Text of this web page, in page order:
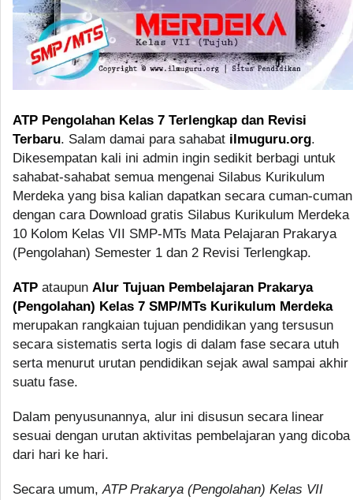
ATP Pengolahan Kelas 7 Terlengkap dan Revisi
Terbaru. Salam damai para sahabat ilmuguru.org.
Dikesempatan kali ini admin ingin sedikit berbagi untuk
sahabat-sahabat semua mengenai Silabus Kurikulum
Merdeka yang bisa kalian dapatkan secara cuman-cuman
dengan cara Download gratis Silabus Kurikulum Merdeka
10 Kolom Kelas VII SMP-MTs Mata Pelajaran Prakarya
(Pengolahan) Semester 1 dan 2 Revisi Terlengkap.
ATP ataupun Alur Tujuan Pembelajaran Prakarya
(Pengolahan) Kelas 7 SMP/MTs Kurikulum Merdeka
merupakan rangkaian tujuan pendidikan yang tersusun
secara sistematis serta logis di dalam fase secara utuh
serta menurut urutan pendidikan sejak awal sampai akhir
suatu fase.
Dalam penyusunannya, alur ini disusun secara linear
sesuai dengan urutan aktivitas pembelajaran yang dicoba
dari hari ke hari.
Secara umum,ATP Prakarya (Pengolahan) Kelas VII